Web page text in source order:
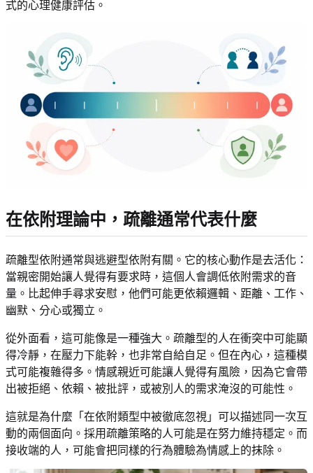
式的心理健康評估。
在依附理論中，疏離通常代表什麼
疏離型依附通常與逃避型依附有關。它的核心動作是去活化：
當親密開始讓人覺得有要求時，這個人會調低依附需求的音
量。比起伸手尋求安慰，他們可能更依賴邏輯、距離、工作、
幽默、分心或獨立。
從外面看，這可能像是一種強大。疏離型的人在衝突中可能顯
得冷靜，在壓力下能幹，也非常自給自足。但在內心，這種模
式可能複雜得多。情感親近可能讓人覺得有風險，因為它會帶
出被拒絕、依賴、被批評，或被別人的需求淹沒的可能性。
這就是為什麼「在依附類型中被徹底忽視」可以描述同一次互
動的兩個面向。採用疏離策略的人可能是在努力維持穩定。而
接收端的人，可能會把同樣的行為體驗為情感上的抹除。